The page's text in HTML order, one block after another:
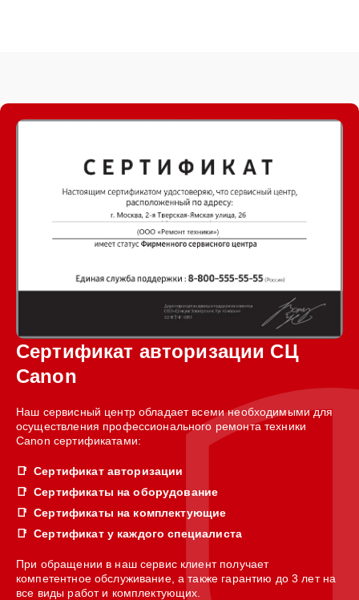
Сертификат авторизации СЦ
Canon
Наш сервисный центр обладает всеми необходимыми для
осуществления профессионального ремонта техники
Canon сертификатами:
Сертификат авторизации
Сертификаты на оборудование
Сертификаты на комплектующие
Сертификат у каждого специалиста
При обращении в наш сервис клиент получает
компетентное обслуживание, а также гарантию до 3 лет на
все виды работ и комплектующих.